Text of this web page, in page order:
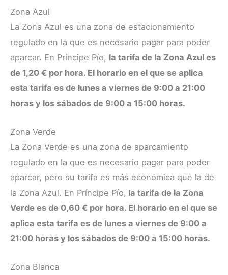
Zona Azul
La Zona Azul es una zona de estacionamiento
regulado en la que es necesario pagar para poder
aparcar. En Príncipe Pío, la tarifa de la Zona Azul es
de 1,20 € por hora. El horario en el que se aplica
esta tarifa es de lunes a viernes de 9:00 a 21:00
horas y los sábados de 9:00 a 15:00 horas.
Zona Verde
La Zona Verde es una zona de aparcamiento
regulado en la que es necesario pagar para poder
aparcar, pero su tarifa es más económica que la de
la Zona Azul. En Príncipe Pío, la tarifa de la Zona
Verde es de 0,60 € por hora. El horario en el que se
aplica esta tarifa es de lunes a viernes de 9:00 a
21:00 horas y los sábados de 9:00 a 15:00 horas.
Zona Blanca